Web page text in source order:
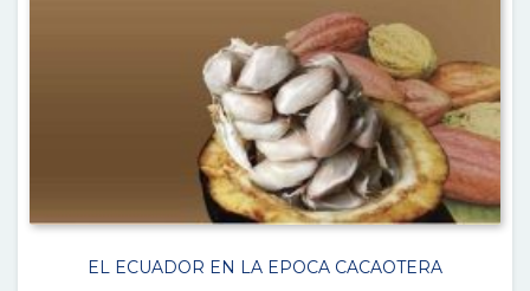
EL ECUADOR EN LA EPOCA CACAOTERA